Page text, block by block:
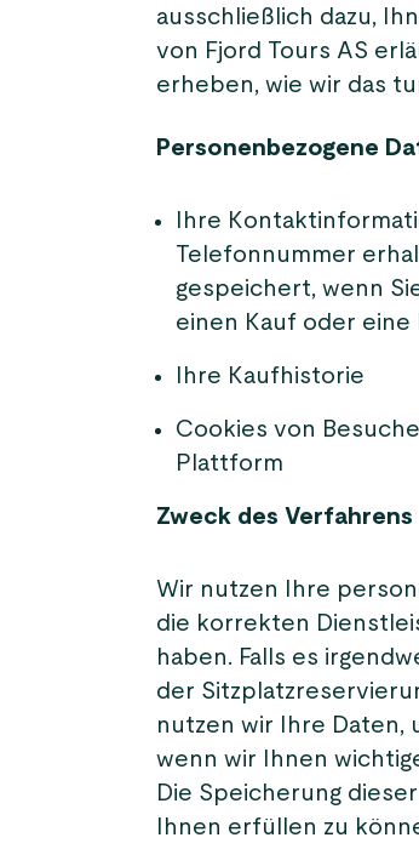
ausschließlich dazu,
von Fjord Tours AS
erheben, wie wir das
Personenbezogene
Ihre
Telefonnummer
gespeichert, wenn
einen Kauf oder
Ihre Kaufhistorie
Cookies von
Plattform
Zweck des Verfahrens
Wir nutzen Ihre
die korrekten
haben. Falls es
der
nutzen wir Ihre Daten,
wenn wir Ihnen
Die Speicherung
Ihnen erfüllen zu